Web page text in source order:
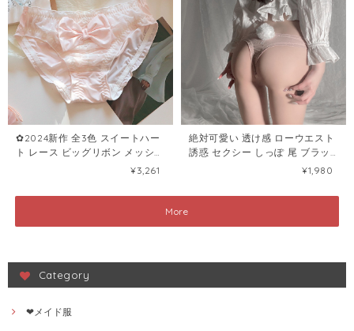
✿2024新作 全3色 スイートハー
ト レース ビッグリボン メッシュ
¥3,261
絶対可愛い 透け感 ローウエスト
誘惑 セクシー しっぽ 尾 ブラッ
¥1,980
More
Category
❤メイド服